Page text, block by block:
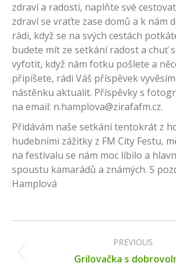
zdraví a radosti, naplňte své
zdraví se vraťte zase domů a k nám
rádi, když se na svých cestách
budete mít ze setkání radost a chuť
vyfotit, když nám fotku pošlete a
připíšete, rádi Váš příspěvek
nástěnku aktualit. Příspěvky s
na email: n.hamplova@zirafafm.cz.
Přidávám naše setkání tentokrát z
hudebními zážitky z FM City Festu,
na festivalu se nám moc líbilo a
spoustu kamarádů a známých. S
Hamplová
navigation
PREVIOUS
Previous
Grilovačka s